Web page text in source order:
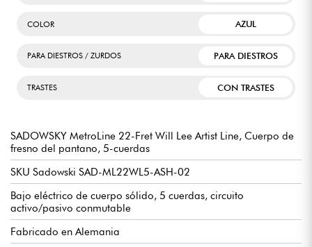
COLOR AZUL
PARA DIESTROS / ZURDOS PARA DIESTROS
TRASTES CON TRASTES
SADOWSKY MetroLine 22-Fret Will Lee Artist Line, Cuerpo de
fresno del pantano, 5-cuerdas
SKU Sadowski SAD-ML22WL5-ASH-02
Bajo eléctrico de cuerpo sólido, 5 cuerdas, circuito
activo/pasivo conmutable
Fabricado en Alemania